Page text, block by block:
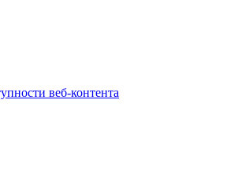
веб-контента